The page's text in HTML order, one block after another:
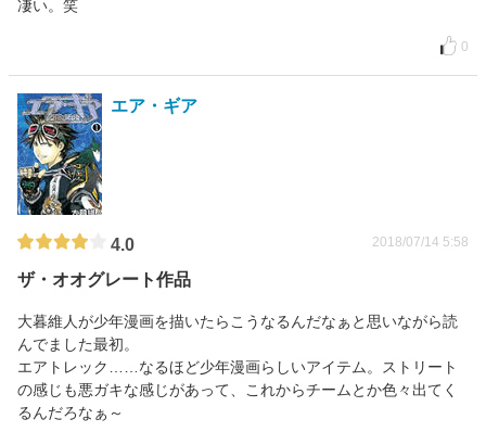
凄い。笑
0
エア・ギア
4.0 2018/07/14 5:58
ザ・オオグレート作品
大暮維人が少年漫画を描いたらこうなるんだなぁと思いながら読
んでました最初。
エアトレック……なるほど少年漫画らしいアイテム。ストリート
の感じも悪ガキな感じがあって、これからチームとか色々出てく
るんだろなぁ～